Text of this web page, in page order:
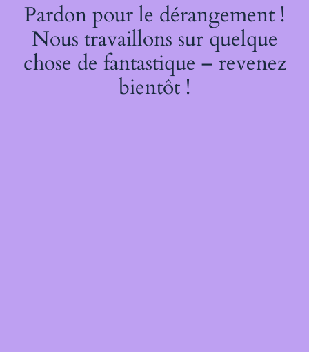
Pardon pour le dérangement !
Nous travaillons sur quelque
chose de fantastique – revenez
bientôt !